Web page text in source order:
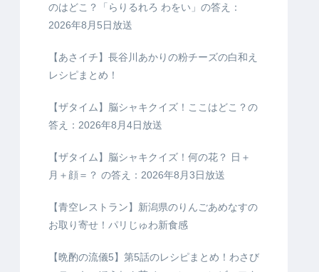
のはどこ？「らりるれろ わをい」の答え：
2026年8月5日放送
【あさイチ】長谷川あかりの粉チーズの白和え
レシピまとめ！
【ザタイム】脳シャキクイズ！ここはどこ？の
答え：2026年8月4日放送
【ザタイム】脳シャキクイズ！何の花？ 日＋
月＋顔＝？ の答え：2026年8月3日放送
【青空レストラン】新潟県のりんごあめなすの
お取り寄せ！パリじゅわ新食感
【晩酌の流儀5】第5話のレシピまとめ！わさび